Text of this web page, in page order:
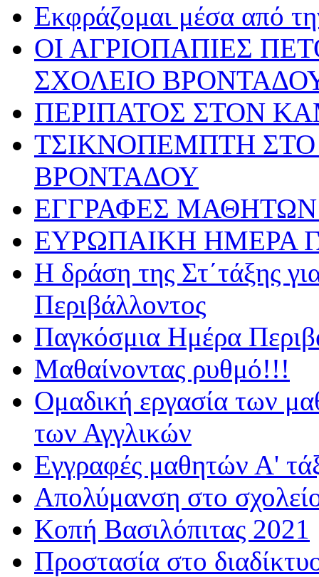
Εκφράζομαι μέσα από
ΟΙ ΑΓΡΙΟΠΑΠΙΕΣ
ΣΧΟΛΕΙΟ
ΠΕΡΙΠΑΤΟΣ ΣΤΟΝ
ΤΣΙΚΝΟΠΕΜΠΤΗ ΣΤΟ
ΒΡΟΝΤΑΔΟΥ
ΕΓΓΡΑΦΕΣ ΜΑΘΗΤΩΝ
ΕΥΡΩΠΑΙΚΗ ΗΜΕΡΑ
Η δράση της Στ΄τάξης
Περιβάλλοντος
Παγκόσμια Ημέρα
Μαθαίνοντας ρυθμό!!!
Ομαδική εργασία των
των Αγγλικών
Εγγραφές μαθητών Α'
Απολύμανση στο
Κοπή Βασιλόπιτας 2021
Προστασία στο